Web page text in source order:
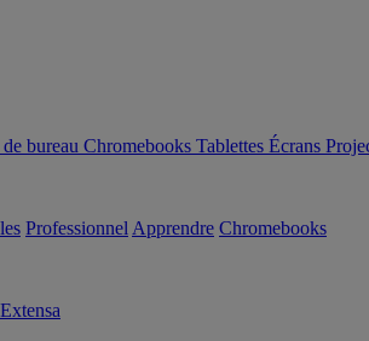
bureau Chromebooks Tablettes Écrans
Professionnel Apprendre Chromebooks